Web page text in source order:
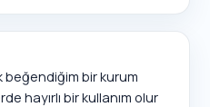
beğendiğim bir kurum
hayırlı bir kullanım olur